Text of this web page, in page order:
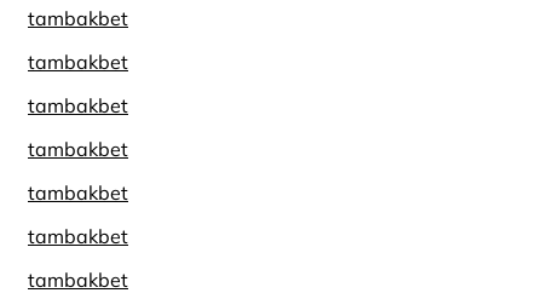
tambakbet
tambakbet
tambakbet
tambakbet
tambakbet
tambakbet
tambakbet